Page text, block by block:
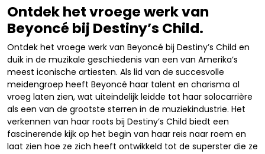
Ontdek het vroege werk van
Beyoncé bij Destiny’s Child.
Ontdek het vroege werk van Beyoncé bij Destiny’s Child en
duik in de muzikale geschiedenis van een van Amerika’s
meest iconische artiesten. Als lid van de succesvolle
meidengroep heeft Beyoncé haar talent en charisma al
vroeg laten zien, wat uiteindelijk leidde tot haar solocarrière
als een van de grootste sterren in de muziekindustrie. Het
verkennen van haar roots bij Destiny’s Child biedt een
fascinerende kijk op het begin van haar reis naar roem en
laat zien hoe ze zich heeft ontwikkeld tot de superster die ze